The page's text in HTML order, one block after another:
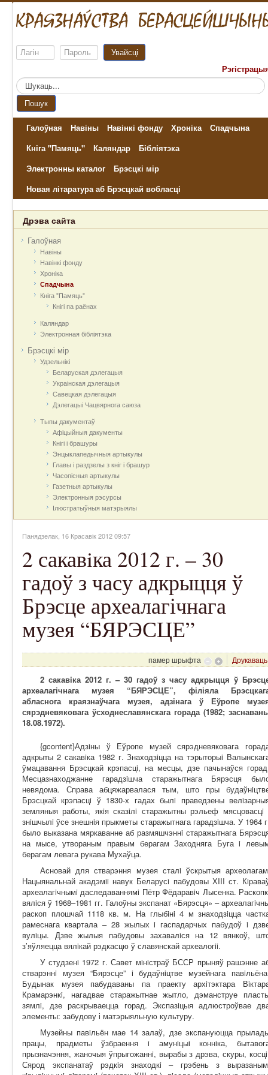
Увайсці
Пошук...
Пошук
Галоўная Навіны Навінкі фонду Хроніка
Спадчына
Кніга "Памяць"
Каляндар
Бібліятэка
Электронны каталог
Брэсцкі мір
Новая літаратура аб Брэсцкай вобласці
Дрэва сайта
Галоўная
Навіны
Навінкі фонду
Хроніка
Спадчына
Кніга "Памяць"
Кнігі па раёнах
Каляндар
Электронная бібліятэка
Брэсцкі мір
Удзельнікі
Беларуская дэлегацыя
Украінская дэлегацыя
Савецкая дэлегацыя
Дэлегацыі Чацвярнога саюза
Тыпы дакументаў
Афіцыйныя дакумeнты
Кнігі і брашуры
Энцыклапедычныя артыкулы
Главы і раздзелы з кніг і брашур
Часопісныя артыкулы
Газетныя артыкулы
Электронныя рэсурсы
Ілюстратыўныя матэрыялы
Панядзелак, 16 Красавік 2012 09:57
2 сакавiка 2012 г. – 30
гадоў з часу адкрыцця ў
Брэсце археалагічнага
музея “БЯРЭСЦЕ”
памер шрыфта Друкаваць
2 сакавiка 2012 г. – 30 гадоў з часу адкрыцця ў
археалагічнага музея “БЯРЭСЦЕ”, філіяла
абласнога краязнаўчага музея, адзінага ў Еўропе
сярэдневяковага ўсходнеславянскага горада (1982;
18.08.1972).
{gcontent}Адзiны ў Еўропе музей сярэдневяковага
адкрыты 2 сакавiка 1982 г. Знаходзiцца на тэрыторыi
ўмацавання Брэсцкай крэпасцi, на месцы, дзе пачынаўся
Месцазнаходжанне гарадзiшча старажытнага Бярэсця
невядома. Справа абцяжарвалася тым, што пры
Брэсцкай крэпасцi ў 1830-х гадах былi праведзены
земляныя работы, якiя сказiлi старажытны рэльеф мясцовасцi
знiшчылi ўсе знешнiя прыкметы старажытнага гарадзiшча. У 1964
было выказана мяркаванне аб размяшчэннi старажытнага
на мысе, утвораным правым берагам Заходняга Буга i
берагам левага рукава Мухаўца.
Асновай для стварэння музея сталi ўскрытыя
Нацыянальнай акадэмii навук Беларусi пабудовы ХIII ст.
археалагiчнымi даследаваннямi Пётр Фёдаравiч Лысенка.
вялiся ў 1968–1981 гг. Галоўны экспанат «Бярэсця» –
раскоп плошчай 1118 кв. м. На глыбiнi 4 м знаходзiцца
рамеснага квартала – 28 жылых i гаспадарчых пабудоў i
вулiцы. Дзве жылыя пабудовы захавалiся на 12 вянкоў,
з’яўляецца вялiкай рэдкасцю ў славянскай археалогii.
У студзенi 1972 г. Савет мiнiстраў БССР прыняў рашэнне
стварэннi музея “Бярэсце” i будаўнiцтве музейнага
Будынак музея пабудаваны па праекту архiтэктара
Крамарэнкi, нагадвае старажытнае жытло, дэманструе
зямлi, дзе раскрываецца горад. Экспазiцыя адлюстроўвае
элементы: забудову і матэрыяльную культуру.
Музейны павiльён мае 14 залаў, дзе экспануюцца
працы, прадметы ўзбраення i амунiцыi коннiка,
прызначэння, жаночыя ўпрыгожаннi, вырабы з дрэва, скуры,
Сярод экспанатаў рэдкiя знаходкi – грэбень з